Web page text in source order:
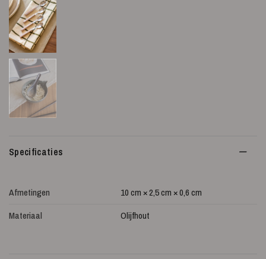
Specificaties
Afmetingen
10 cm × 2,5 cm × 0,6 cm
Materiaal
Olijfhout